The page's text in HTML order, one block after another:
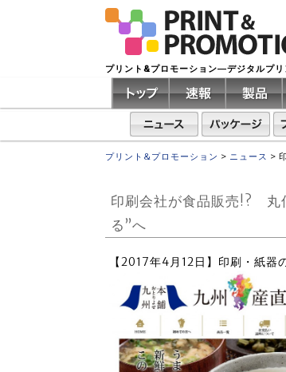
プリント&プロモーション―デジタルプ
プリント&プロモーション > ニュース >
印刷会社が食品販売!? 丸
る”へ
【2017年4月12日】印刷・紙器